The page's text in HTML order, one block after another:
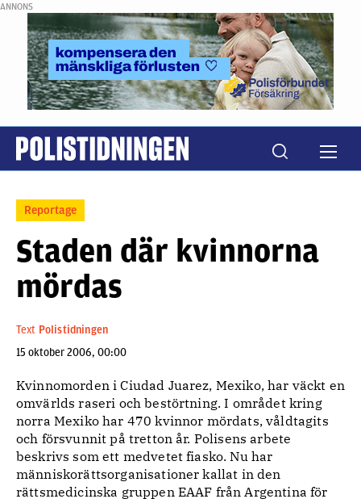
ANNONS
Reportage
Staden där kvinnorna
mördas
Text Polistidningen
15 oktober 2006, 00:00
Kvinnomorden i Ciudad Juarez, Mexiko, har väckt en
omvärlds raseri och bestörtning. I området kring
norra Mexiko har 470 kvinnor mördats, våldtagits
och försvunnit på tretton år. Polisens arbete
beskrivs som ett medvetet fiasko. Nu har
människorättsorganisationer kallat in den
rättsmedicinska gruppen EAAF från Argentina för